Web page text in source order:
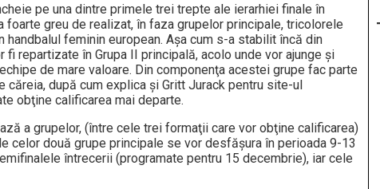
pe una dintre primele trei trepte ale ierarhiei finale în
foarte greu de realizat, în faza grupelor principale, tricolorele
feminin european. Aşa cum s-a stabilit încă din
repartizate în Grupa II principală, acolo unde vor ajunge şi
de mare valoare. Din componenţa acestei grupe fac parte
căreia, după cum explica şi Gritt Jurack pentru site-ul
obţine calificarea mai departe.
a grupelor, (între cele trei formaţii care vor obţine calificarea)
celor două grupe principale se vor desfăşura în perioada 9-13
întrecerii (programate pentru 15 decembrie), iar cele